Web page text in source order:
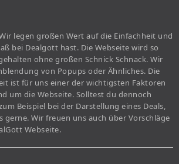
legen großen Wert auf die Einfachheit und
bei Dealgott hast. Die Webseite wird so
ohne großen Schnick Schnack. Wir
von Popups oder Ähnliches. Die
ist für uns einer der wichtigsten Faktoren
um die Webseite. Solltest du dennoch
Beispiel bei der Darstellung eines Deals,
Wir freuen uns auch über Vorschläge
Webseite.